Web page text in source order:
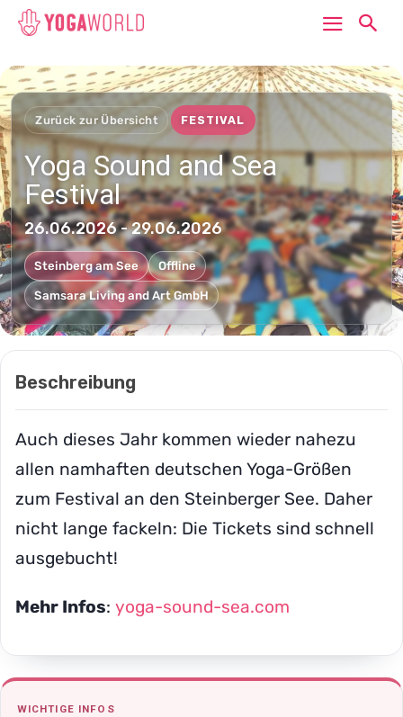
Zurück zur Übersicht FESTIVAL
Yoga Sound and Sea
Festival
26.06.2026 - 29.06.2026
Steinberg am See Offline
Samsara Living and Art GmbH
Beschreibung
Auch dieses Jahr kommen wieder nahezu
allen namhaften deutschen Yoga-Größen
zum Festival an den Steinberger See. Daher
nicht lange fackeln: Die Tickets sind schnell
ausgebucht!
Mehr Infos: yoga-sound-sea.com
WICHTIGE INFOS